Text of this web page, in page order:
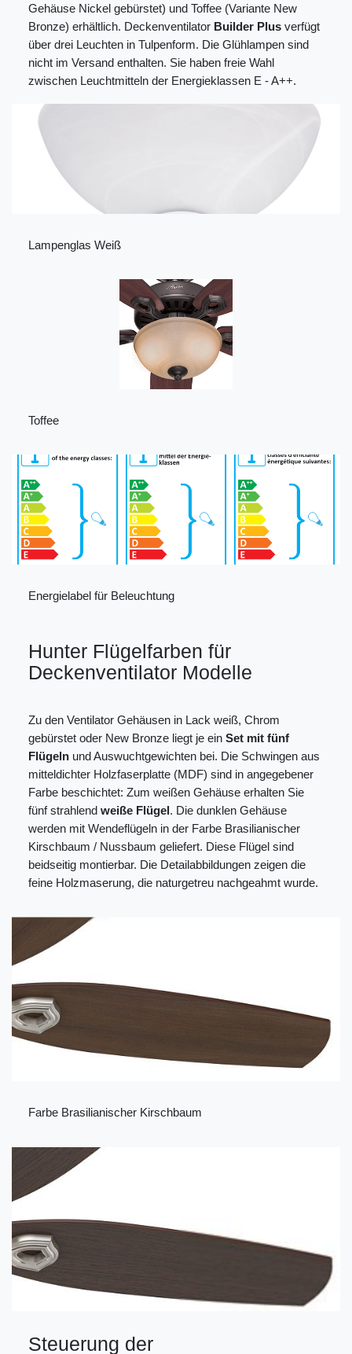
Gehäuse Nickel gebürstet) und Toffee (Variante New
Bronze) erhältlich. Deckenventilator Builder Plus verfügt
über drei Leuchten in Tulpenform. Die Glühlampen sind
nicht im Versand enthalten. Sie haben freie Wahl
zwischen Leuchtmitteln der Energieklassen E - A++.
Lampenglas Weiß
Toffee
Energielabel für Beleuchtung
Hunter Flügelfarben für
Deckenventilator Modelle
Zu den Ventilator Gehäusen in Lack weiß, Chrom
gebürstet oder New Bronze liegt je ein Set mit fünf
Flügeln und Auswuchtgewichten bei. Die Schwingen aus
mitteldichter Holzfaserplatte (MDF) sind in angegebener
Farbe beschichtet: Zum weißen Gehäuse erhalten Sie
fünf strahlend weiße Flügel. Die dunklen Gehäuse
werden mit Wendeflügeln in der Farbe Brasilianischer
Kirschbaum / Nussbaum geliefert. Diese Flügel sind
beidseitig montierbar. Die Detailabbildungen zeigen die
feine Holzmaserung, die naturgetreu nachgeahmt wurde.
Farbe Brasilianischer Kirschbaum
Steuerung der